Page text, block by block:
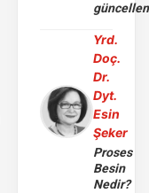
Yrd.
Doç.
Dr.
Dyt.
Esin
Şeker
Proses
Besin
Nedir?